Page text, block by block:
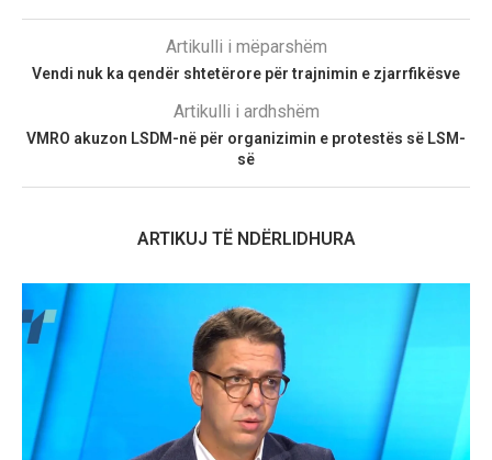
Artikulli i mëparshëm
Vendi nuk ka qendër shtetërore për trajnimin e zjarrfikësve
Artikulli i ardhshëm
VMRO akuzon LSDM-në për organizimin e protestës së LSM-
së
ARTIKUJ TË NDËRLIDHURA